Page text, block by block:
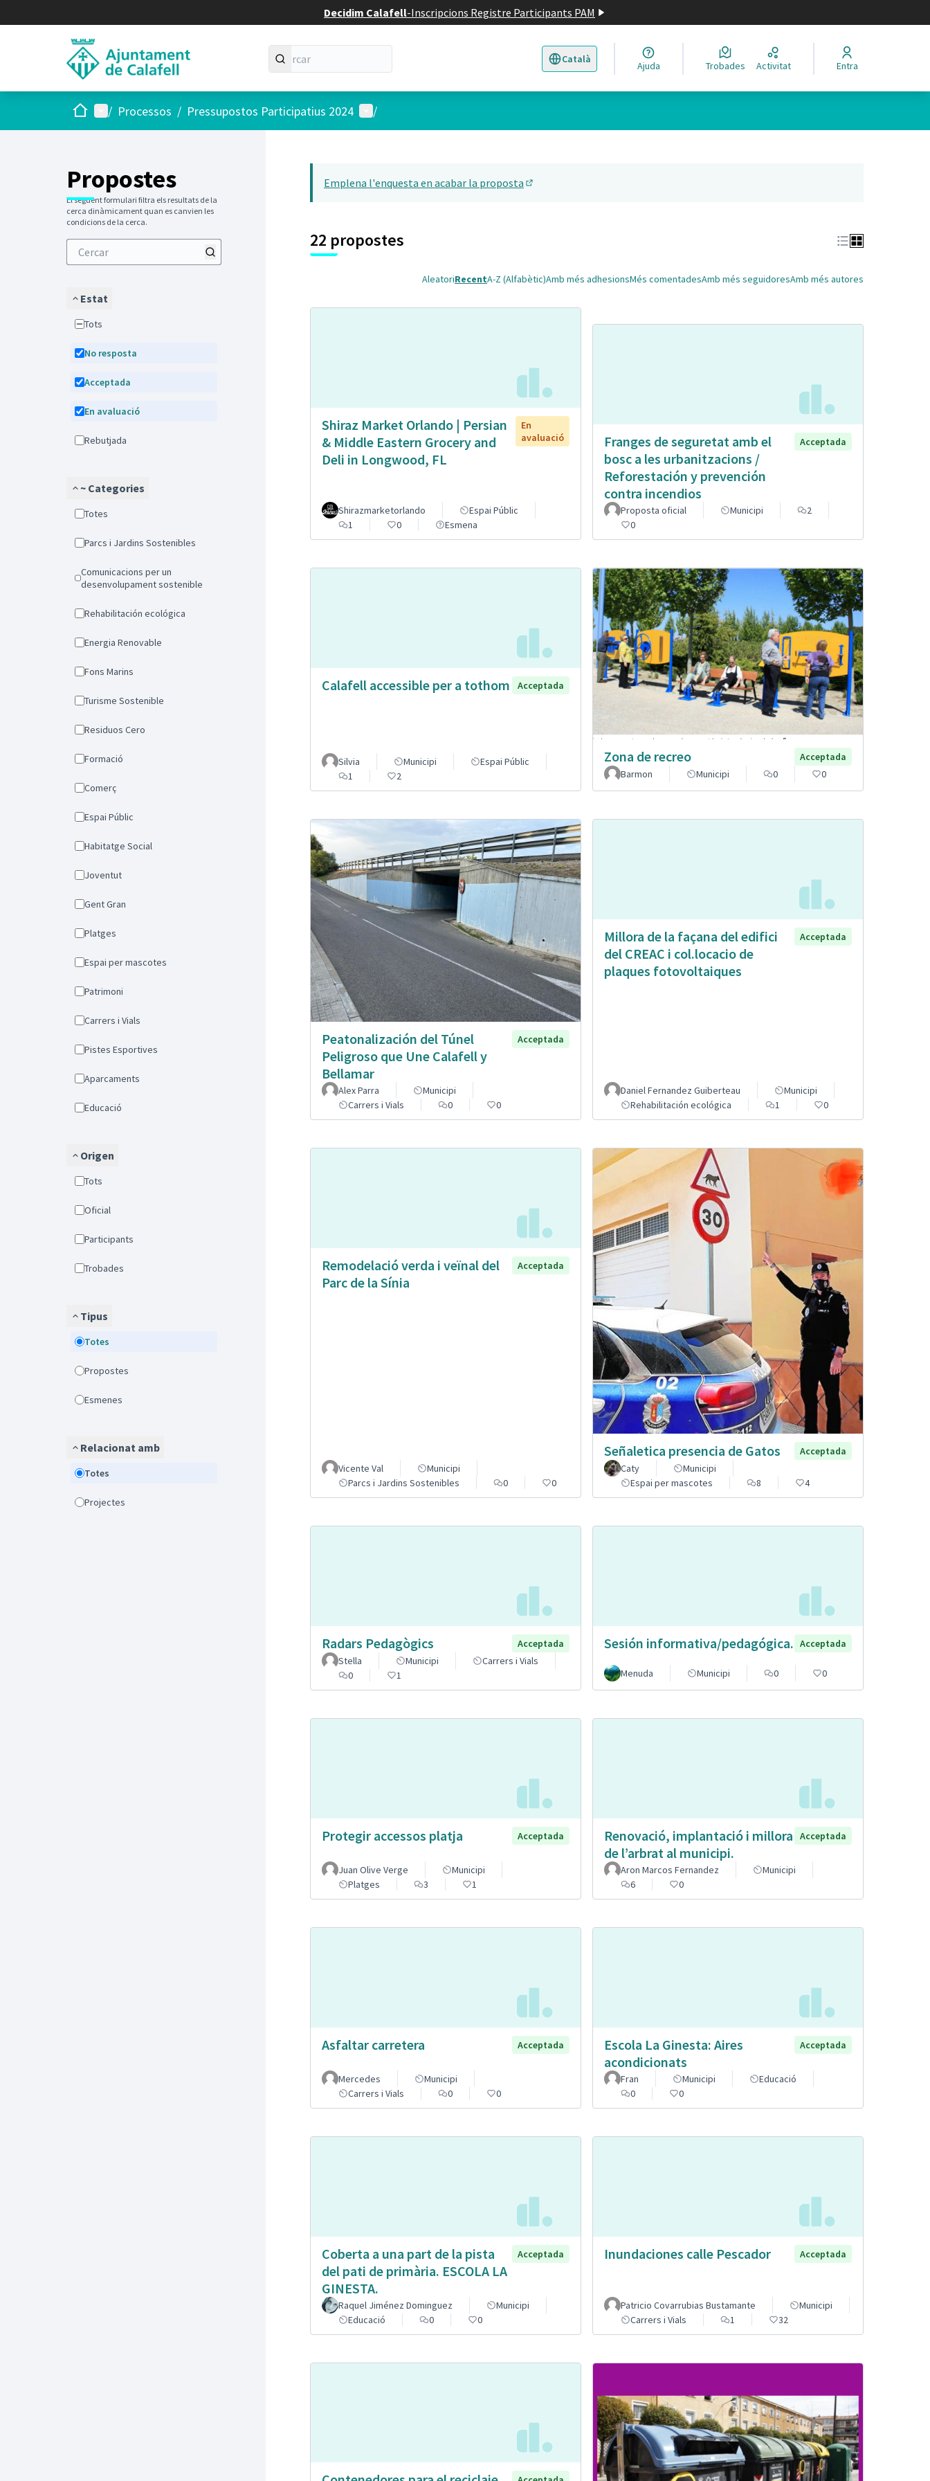
Decidim Calafell-Inscripcions Registre Participants PAM
Català
Triar la llengua Elegir el idioma
Ajuda Trobades Activitat Entra
Inici Menú principal
/ Processos / Pressupostos Participatius 2024 Menú d'usuari
/
Propostes
El següent formulari filtra els resultats de la
cerca dinàmicament quan es canvien les
condicions de la cerca.
Estat
Tots
No resposta
Acceptada
En avaluació
Rebutjada
~ Categories
Totes
Parcs i Jardins Sostenibles
Comunicacions per un
desenvolupament sostenible
Rehabilitación ecológica
Energia Renovable
Fons Marins
Turisme Sostenible
Residuos Cero
Formació
Comerç
Espai Públic
Habitatge Social
Joventut
Gent Gran
Platges
Espai per mascotes
Patrimoni
Carrers i Vials
Pistes Esportives
Aparcaments
Educació
Origen
Tots
Oficial
Participants
Trobades
Tipus
Totes
Propostes
Esmenes
Relacionat amb
Totes
Projectes
Emplena l'enquesta en acabar la proposta
22 propostes
AleatoriRecentA-Z (Alfabètic)Amb més adhesionsMés comentadesAmb més seguidoresAmb més autores
Shiraz Market Orlando | Persian
& Middle Eastern Grocery and
Deli in Longwood, FL
En
avaluació
Shirazmarketorlando
Espai Públic
1
0 Esmena
Franges de seguretat amb el
bosc a les urbanitzacions /
Reforestación y prevención
contra incendios
Acceptada
Proposta oficial Municipi
2
0
Calafell accessible per a tothom Acceptada
Silvia Municipi
Espai Públic
1
2
Zona de recreo
Acceptada
Barmon
Municipi 0 0
Peatonalización del Túnel
Peligroso que Une Calafell y
Bellamar
Acceptada
Alex Parra
Municipi
Carrers i Vials
0 0
Millora de la façana del edifici
del CREAC i col.locacio de
plaques fotovoltaiques
Acceptada
Daniel Fernandez Guiberteau
Municipi
Rehabilitación ecológica
1 0
Remodelació verda i veïnal del
Parc de la Sínia
Acceptada
Vicente Val
Municipi
Parcs i Jardins Sostenibles
0 0
Señaletica presencia de Gatos
Acceptada
Caty
Municipi
Espai per mascotes
8 4
Radars Pedagògics
Acceptada
Stella
Municipi
Carrers i Vials
0
1
Sesión informativa/pedagógica. Acceptada
Menuda Municipi 0 0
Protegir accessos platja Acceptada
Juan Olive Verge
Municipi
Platges
3 1
Renovació, implantació i millora
de l’arbrat al municipi.
Acceptada
Aron Marcos Fernandez
Municipi
6
0
Asfaltar carretera Acceptada
Mercedes
Municipi
Carrers i Vials
0 0
Escola La Ginesta: Aires
acondicionats
Acceptada
Fran Municipi
Educació
0
0
Coberta a una part de la pista
del pati de primària. ESCOLA LA
GINESTA.
Acceptada
Raquel Jiménez Dominguez
Municipi
Educació
0 0
Inundaciones calle Pescador Acceptada
Patricio Covarrubias Bustamante
Municipi
Carrers i Vials
1 32